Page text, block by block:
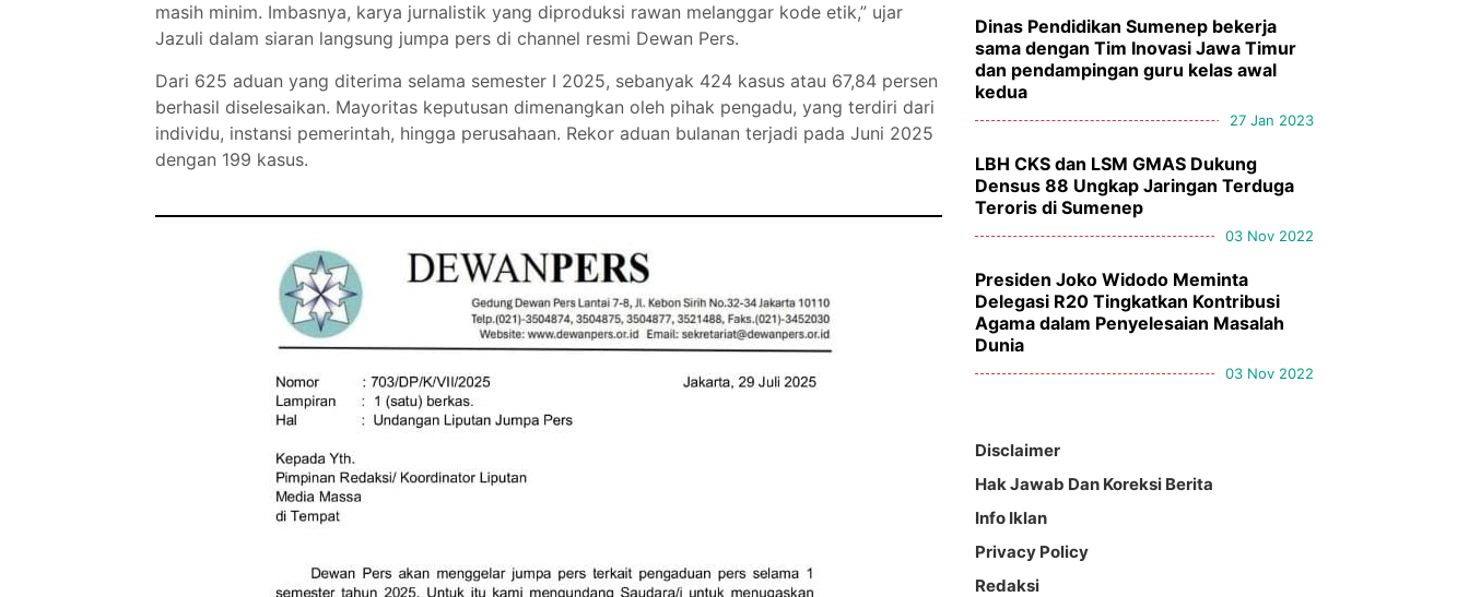
masih minim. Imbasnya, karya jurnalistik yang diproduksi rawan melanggar kode etik,” ujar
Jazuli dalam siaran langsung jumpa pers di channel resmi Dewan Pers.
Dari 625 aduan yang diterima selama semester I 2025, sebanyak 424 kasus atau 67,84 persen
berhasil diselesaikan. Mayoritas keputusan dimenangkan oleh pihak pengadu, yang terdiri dari
individu, instansi pemerintah, hingga perusahaan. Rekor aduan bulanan terjadi pada Juni 2025
dengan 199 kasus.
Dinas Pendidikan Sumenep bekerja
sama dengan Tim Inovasi Jawa Timur
dan pendampingan guru kelas awal
kedua
27 Jan 2023
LBH CKS dan LSM GMAS Dukung
Densus 88 Ungkap Jaringan Terduga
Teroris di Sumenep
03 Nov 2022
Presiden Joko Widodo Meminta
Delegasi R20 Tingkatkan Kontribusi
Agama dalam Penyelesaian Masalah
Dunia
03 Nov 2022
Disclaimer
Hak Jawab Dan Koreksi Berita
Info Iklan
Privacy Policy
Redaksi